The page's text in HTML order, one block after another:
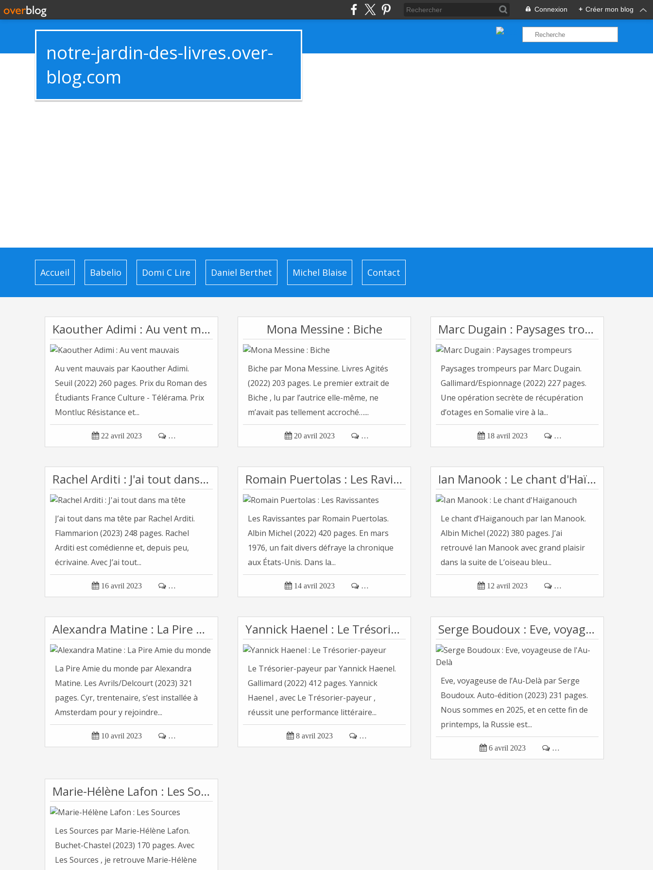
Connexion + Créer mon blog
notre-jardin-des-livres.over-
blog.com
Accueil Babelio Domi C Lire Daniel Berthet Michel Blaise Contact
Kaouther Adimi : Au vent mauvais
Au vent mauvais par Kaouther Adimi.
Seuil (2022) 260 pages. Prix du Roman des
Étudiants France Culture - Télérama. Prix
Montluc Résistance et...
 22 avril 2023  …
Mona Messine : Biche
Biche par Mona Messine. Livres Agités
(2022) 203 pages. Le premier extrait de
Biche , lu par l’autrice elle-même, ne
m’avait pas tellement accroché…...
 20 avril 2023  …
Marc Dugain : Paysages trompeurs
Paysages trompeurs par Marc Dugain.
Gallimard/Espionnage (2022) 227 pages.
Une opération secrète de récupération
d’otages en Somalie vire à la...
 18 avril 2023  …
Rachel Arditi : J'ai tout dans ma tête
J’ai tout dans ma tête par Rachel Arditi.
Flammarion (2023) 248 pages. Rachel
Arditi est comédienne et, depuis peu,
écrivaine. Avec J’ai tout...
 16 avril 2023  …
Romain Puertolas : Les Ravissantes
Les Ravissantes par Romain Puertolas.
Albin Michel (2022) 420 pages. En mars
1976, un fait divers défraye la chronique
aux États-Unis. Dans la...
 14 avril 2023  …
Ian Manook : Le chant d'Haïganouch
Le chant d’Haïganouch par Ian Manook.
Albin Michel (2022) 380 pages. J’ai
retrouvé Ian Manook avec grand plaisir
dans la suite de L’oiseau bleu...
 12 avril 2023  …
Alexandra Matine : La Pire Amie du monde
La Pire Amie du monde par Alexandra
Matine. Les Avrils/Delcourt (2023) 321
pages. Cyr, trentenaire, s’est installée à
Amsterdam pour y rejoindre...
 10 avril 2023  …
Yannick Haenel : Le Trésorier-payeur
Le Trésorier-payeur par Yannick Haenel.
Gallimard (2022) 412 pages. Yannick
Haenel , avec Le Trésorier-payeur ,
réussit une performance littéraire...
 8 avril 2023  …
Serge Boudoux : Eve, voyageuse de l'Au-Delà
Eve, voyageuse de l’Au-Delà par Serge
Boudoux. Auto-édition (2023) 231 pages.
Nous sommes en 2025, et en cette fin de
printemps, la Russie est...
 6 avril 2023  …
Marie-Hélène Lafon : Les Sources
Les Sources par Marie-Hélène Lafon.
Buchet-Chastel (2023) 170 pages. Avec
Les Sources , je retrouve Marie-Hélène